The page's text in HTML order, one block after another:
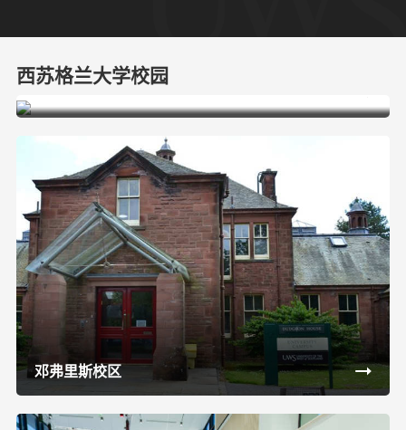
西苏格兰大学校园
邓弗里斯校区